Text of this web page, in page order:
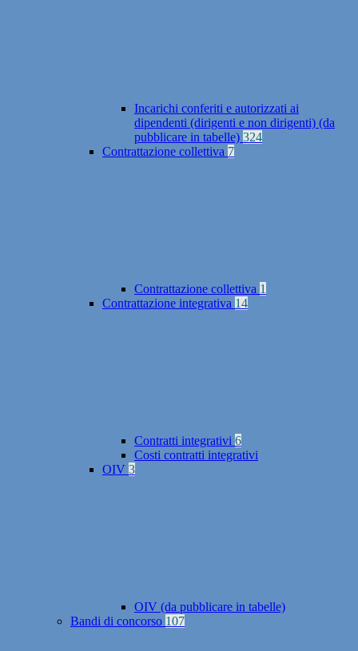
Incarichi conferiti e autorizzati ai
dipendenti (dirigenti e non dirigenti) (da
pubblicare in tabelle) 324
Contrattazione collettiva 7
Contrattazione collettiva 1
Contrattazione integrativa 14
Contratti integrativi 6
Costi contratti integrativi
OIV 3
OIV (da pubblicare in tabelle)
Bandi di concorso 107